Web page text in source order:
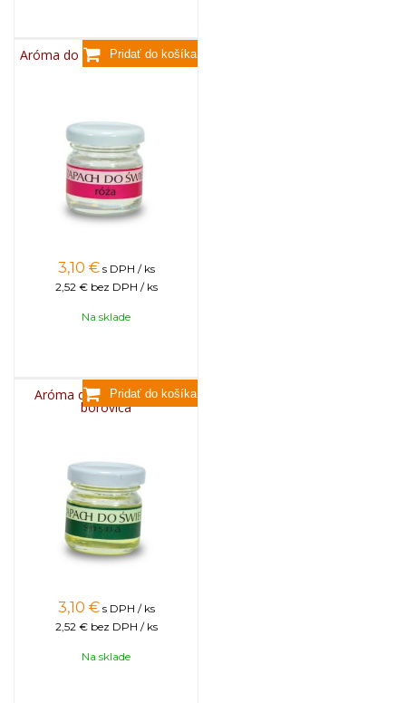
Aróma do sviečok, 25g - ruža
3,10 € s DPH / ks
2,52 € bez DPH / ks
Na sklade
Aróma do sviečok, 25g -
borovica
3,10 € s DPH / ks
2,52 € bez DPH / ks
Na sklade